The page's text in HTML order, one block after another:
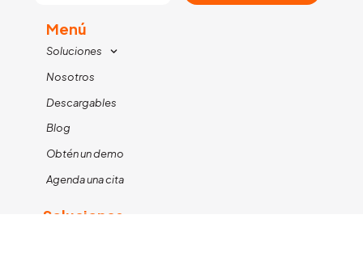
Menú
Soluciones
Nosotros
Descargables
Blog
Obtén un demo
Agenda una cita
Soluciones